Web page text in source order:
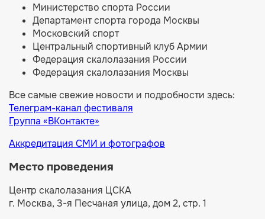
Министерство спорта России
Департамент спорта города Москвы
Московский спорт
Центральный спортивный клуб Армии
Федерация скалолазания России
Федерация скалолазания Москвы
Все самые свежие новости и подробности здесь:
Телеграм-канал фестиваля
Группа «ВКонтакте»
Аккредитация СМИ и фотографов
Место проведения
Центр скалолазания ЦСКА
г. Москва, 3-я Песчаная улица, дом 2, стр. 1